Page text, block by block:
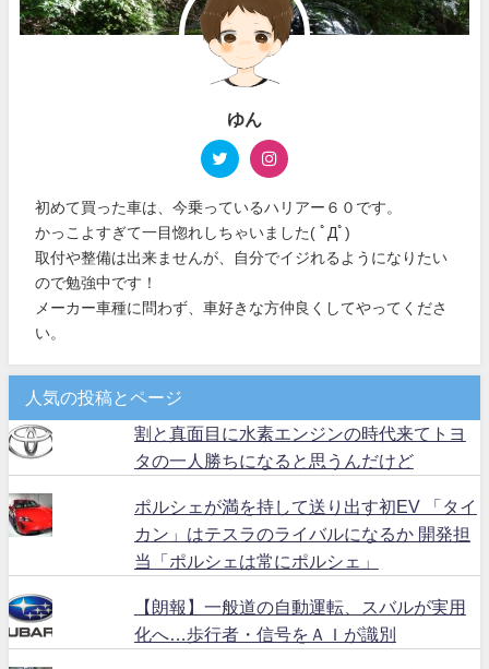
ゆん
初めて買った車は、今乗っているハリアー６０です。
かっこよすぎて一目惚れしちゃいました( ﾟДﾟ)
取付や整備は出来ませんが、自分でイジれるようになりたい
ので勉強中です！
メーカー車種に問わず、車好きな方仲良くしてやってくださ
い。
人気の投稿とページ
割と真面目に水素エンジンの時代来てトヨ
タの一人勝ちになると思うんだけど
ポルシェが満を持して送り出す初EV 「タイ
カン」はテスラのライバルになるか 開発担
当「ポルシェは常にポルシェ」
【朗報】一般道の自動運転、スバルが実用
化へ…歩行者・信号をＡＩが識別